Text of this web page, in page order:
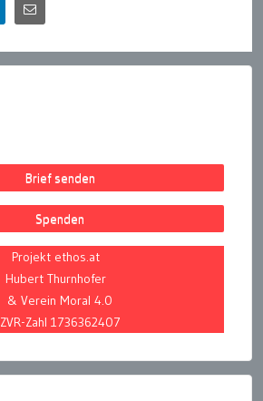
Brief senden
Spenden
Projekt ethos.at
Hubert Thurnhofer
& Verein Moral 4.0
ZVR-Zahl 1736362407